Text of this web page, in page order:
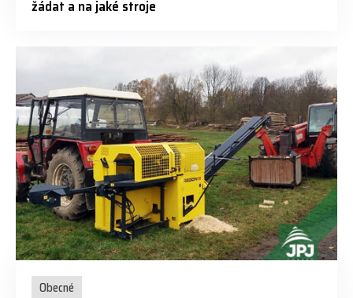
žádat a na jaké stroje
Obecné